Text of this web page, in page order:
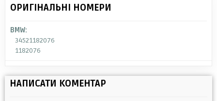
ОРИГІНАЛЬНІ НОМЕРИ
BMW:
34521182076
1182076
НАПИСАТИ КОМЕНТАР